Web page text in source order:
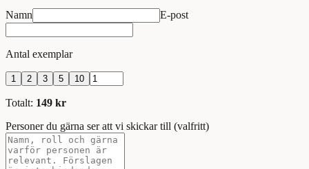
Namn E-post
Antal exemplar
1 2 3 5 10
Totalt: 149 kr
Personer du gärna ser att vi skickar till (valfritt)